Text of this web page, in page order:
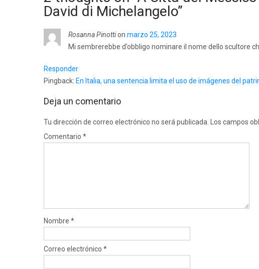
David di Michelangelo”
Rosanna Pinottion marzo 25, 2023
Mi sembrerebbe d’obbligo nominare il nome dello scultore
Responder
Pingback: En Italia, una sentencia limita el uso de imágenes del
Deja un comentario
Tu dirección de correo electrónico no será publicada. Los campos
Comentario *
Nombre *
Correo electrónico *